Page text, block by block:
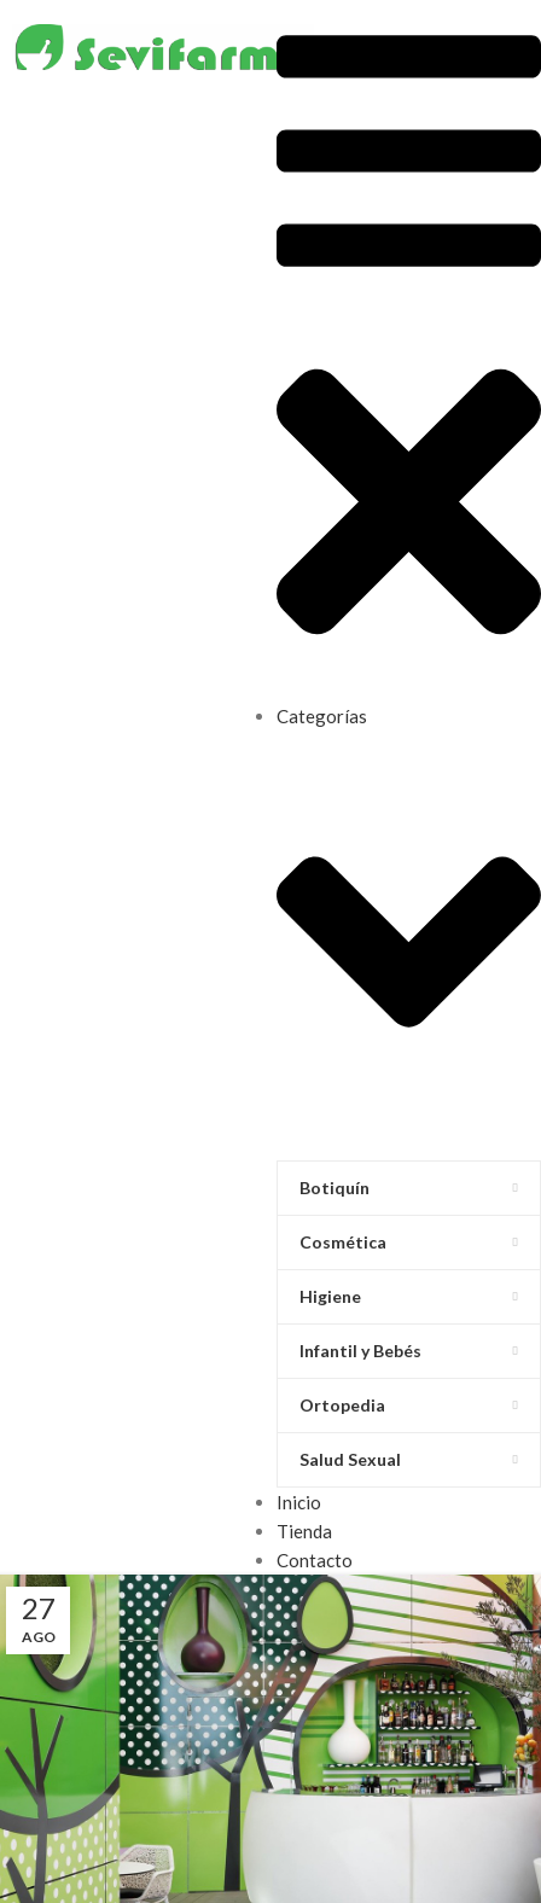
Categorías
Botiquín
Cosmética
Higiene
Infantil y Bebés
Ortopedia
Salud Sexual
Inicio
Tienda
Contacto
27
AGO